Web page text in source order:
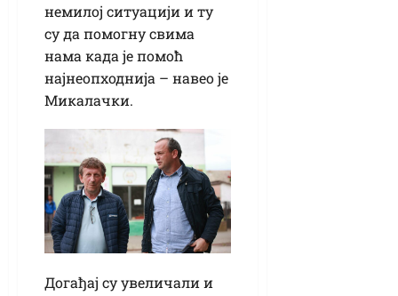
немилој ситуацији и ту
су да помогну свима
нама када је помоћ
најнеопходнија – навео је
Микалачки.
Догађај су увеличали и